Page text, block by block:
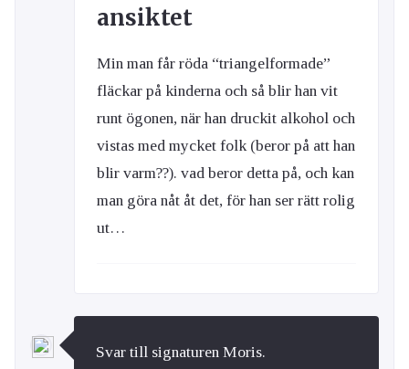
ansiktet
Min man får röda “triangelformade”
fläckar på kinderna och så blir han vit
runt ögonen, när han druckit alkohol och
vistas med mycket folk (beror på att han
blir varm??). vad beror detta på, och kan
man göra nåt åt det, för han ser rätt rolig
ut…
Svar till signaturen Moris.